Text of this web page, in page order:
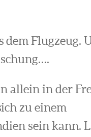
dem Flugzeug.
allein in der
zu einem
sein kann.